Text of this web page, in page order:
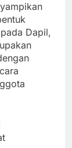
Dapil,